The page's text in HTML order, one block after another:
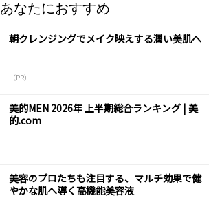
あなたにおすすめ
朝クレンジングでメイク映えする潤い美肌へ
（PR）
美的MEN 2026年 上半期総合ランキング | 美
的.com
美容のプロたちも注目する、マルチ効果で健
やかな肌へ導く高機能美容液